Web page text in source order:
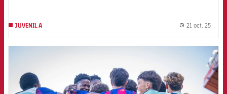
JUVENIL A 21 oct. 25